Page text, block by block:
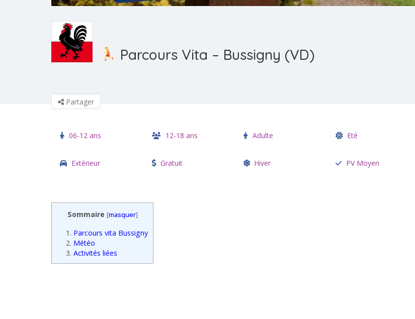
Parcours Vita – Bussigny (VD)
Partager
06-12 ans 12-18 ans Adulte Eté
Extérieur Gratuit Hiver PV Moyen
Sommaire [masquer]
1. Parcours vita Bussigny
2. Météo
3. Activités liées